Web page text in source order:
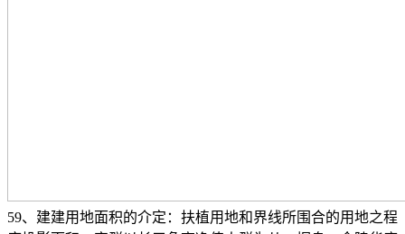
59、建建用地面积的介定：扶植用地和界线所围合的用地之程